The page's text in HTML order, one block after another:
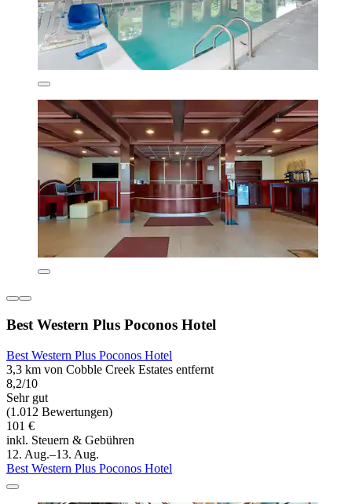
Best Western Plus Poconos Hotel
Best Western Plus Poconos Hotel
3,3 km von Cobble Creek Estates entfernt
8,2/10
Sehr gut
(1.012 Bewertungen)
101 €
inkl. Steuern & Gebühren
12. Aug.–13. Aug.
Best Western Plus Poconos Hotel